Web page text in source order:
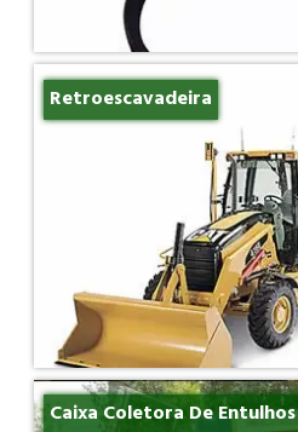
Retroescavadeira
Caixa Coletora De Entulhos